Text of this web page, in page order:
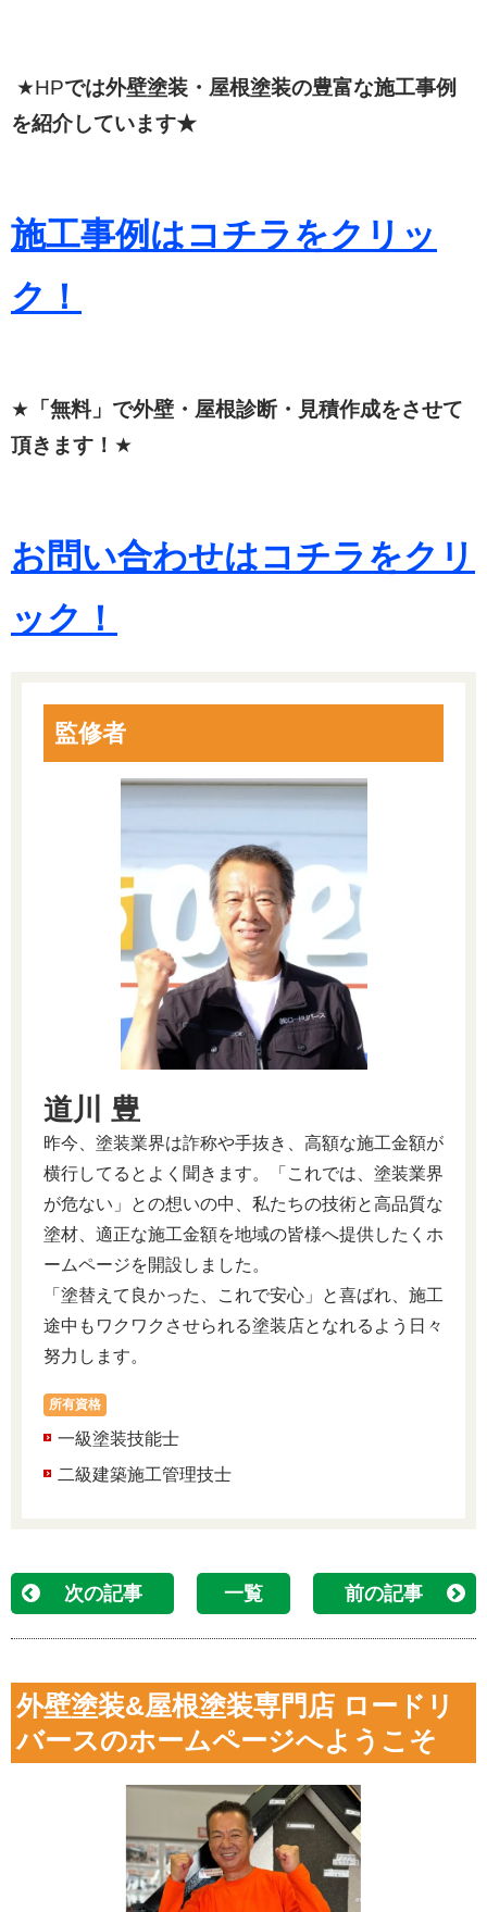
★HPでは外壁塗装・屋根塗装の豊富な施工事例
を紹介しています★
施工事例はコチラをクリッ
ク！
★ 「無料」で外壁・屋根診断・見積作成をさせて
頂きます！ ★
お問い合わせはコチラをクリ
ック！
監修者
道川 豊
昨今、塗装業界は詐称や手抜き、高額な施工金額が
横行してるとよく聞きます。「これでは、塗装業界
が危ない」との想いの中、私たちの技術と高品質な
塗材、適正な施工金額を地域の皆様へ提供したくホ
ームページを開設しました。
「塗替えて良かった、これで安心」と喜ばれ、施工
途中もワクワクさせられる塗装店となれるよう日々
努力します。
所有資格
一級塗装技能士
二級建築施工管理技士
次の記事 一覧 前の記事
外壁塗装&屋根塗装専門店 ロードリ
バースのホームページへようこそ